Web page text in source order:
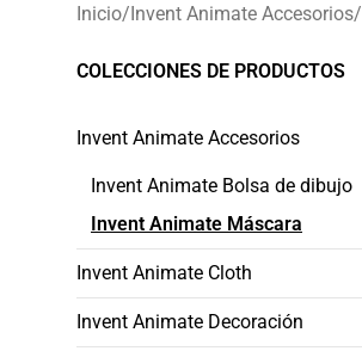
Inicio/Invent Animate Accesorios/
COLECCIONES DE PRODUCTOS
Invent Animate Accesorios
Invent Animate Bolsa de dibujo
Invent Animate Máscara
Invent Animate Cloth
Invent Animate Decoración